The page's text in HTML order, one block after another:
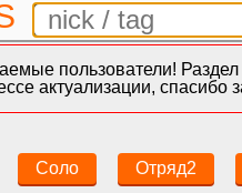
пользователи! Раздел
актуализации, спасибо
Соло Отряд2